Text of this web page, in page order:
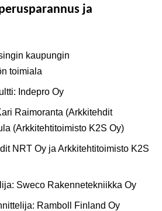
ja
kaupungin
toimiala
Indepro Oy
Raimoranta (Arkkitehdit
(Arkkitehtitoimisto K2S Oy)
NRT Oy ja Arkkitehtitoimisto K2S
Sweco Rakennetekniikka Oy
Ramboll Finland Oy